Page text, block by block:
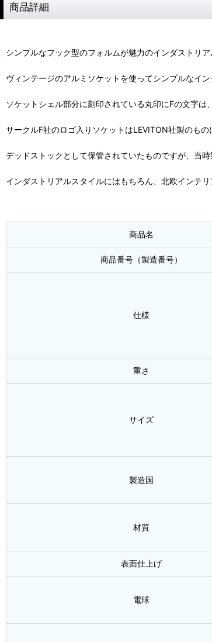
商品詳細
シンプルなフック型のフォルムが魅力のインダストリア
ヴィンテージのアルミソケットを使ってシンプルなイ
ソケットシェル部分に刻印されている丸印にFの文字
サークルF社のロゴ入りソケットはLEVITON社製のも
デッドストックとして保管されていたものですが、当
インダストリアルスタイルにはもちろん、北欧インテ
商品名
商品番号（製造番号）
仕様
重さ
サイズ
製造国
材質
表面仕上げ
電球